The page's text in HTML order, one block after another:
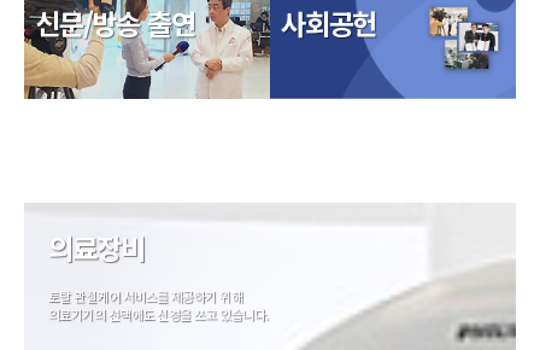
신문/방송 출연 사회공헌
의료장비
토탈 관절케어 서비스를 제공하기 위해
의료기기의 선택에도 신경을 쓰고 있습니다.